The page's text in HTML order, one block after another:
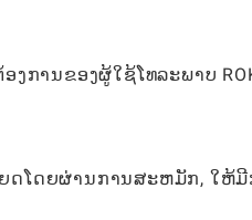
ການຂອງຜູ້ໃຊ້ໂທລະພາບ
ດໂດຍຜ່ານການສະຫມັກ, ໃຫ້ມີ